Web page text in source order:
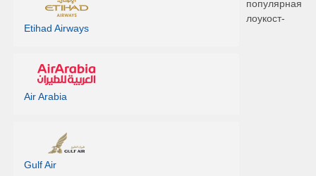
Etihad Airways
Air Arabia
Gulf Air
популярная
лоукост-